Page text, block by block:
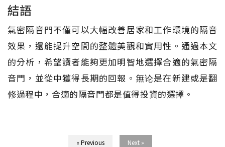
結語
氣密隔音門不僅可以大幅改善居家和工作環境的隔音
效果，還能提升空間的整體美觀和實用性。通過本文
的分析，希望讀者能夠更加明智地選擇合適的氣密隔
音門，並從中獲得長期的回報。無论是在新建或是翻
修過程中，合適的隔音門都是值得投資的選擇。
« Previous Next »